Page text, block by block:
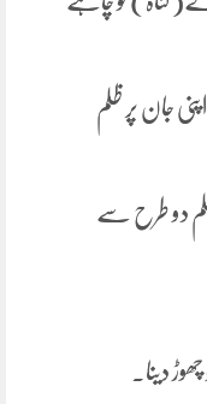
جان پر ظلم
دو طرح سے
دینا۔